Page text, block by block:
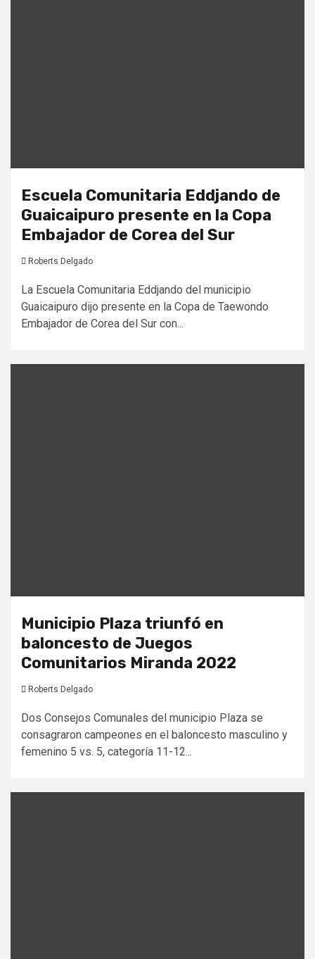
Escuela Comunitaria Eddjando de
Guaicaipuro presente en la Copa
Embajador de Corea del Sur
Roberts Delgado
La Escuela Comunitaria Eddjando del municipio
Guaicaipuro dijo presente en la Copa de Taewondo
Embajador de Corea del Sur con...
Municipio Plaza triunfó en
baloncesto de Juegos
Comunitarios Miranda 2022
Roberts Delgado
Dos Consejos Comunales del municipio Plaza se
consagraron campeones en el baloncesto masculino y
femenino 5 vs. 5, categoría 11-12...